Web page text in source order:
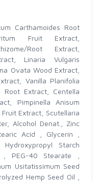
Carthamoides Root
Fruit Extract,
Root Extract,
Linaria Vulgaris
Ovata Wood Extract,
Vanilla Planifolia
Root Extract, Centella
Pimpinella Anisum
Extract, Scutellaria
Alcohol Denat., Zinc
Acid , Glycerin ,
Starch
PEG-40 Stearate ,
Usitatissimum Seed
Hemp Seed Oil ,